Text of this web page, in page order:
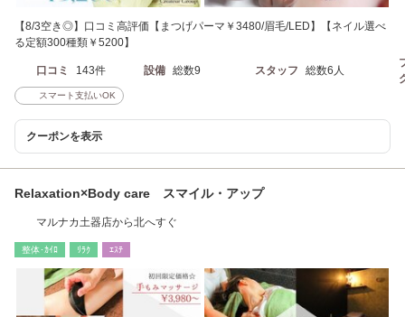
【8/3空き◎】口コミ高評価【まつげパーマ￥3480/眉毛/LED】【ネイル選べ
る定額300種類￥5200】
口コミ 143件 設備 総数9 スタッフ 総数6人
スマート支払いOK
クーポンを表示
Relaxation×Body care スマイル・アップ
マルナカ土器店から北へすぐ
整体･ｶｲﾛ ﾘﾗｸ ｴｽﾃ